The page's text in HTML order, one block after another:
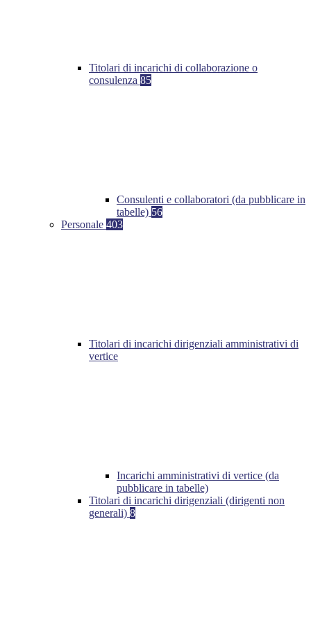
Titolari di incarichi di collaborazione o
consulenza 85
Consulenti e collaboratori (da pubblicare in
tabelle) 56
Personale 403
Titolari di incarichi dirigenziali amministrativi di
vertice
Incarichi amministrativi di vertice (da
pubblicare in tabelle)
Titolari di incarichi dirigenziali (dirigenti non
generali) 8